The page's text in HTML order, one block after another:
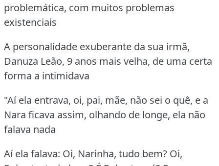
problemática, com muitos problemas
existenciais
A personalidade exuberante da sua irmã,
Danuza Leão, 9 anos mais velha, de uma certa
forma a intimidava
"Aí ela entrava, oi, pai, mãe, não sei o quê, e a
Nara ficava assim, olhando de longe, ela não
falava nada
Aí ela falava: Oi, Narinha, tudo bem? Oi,